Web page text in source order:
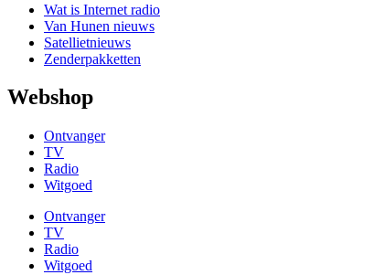
Wat is Internet radio
Van Hunen nieuws
Satellietnieuws
Zenderpakketten
Webshop
Ontvanger
TV
Radio
Witgoed
Ontvanger
TV
Radio
Witgoed